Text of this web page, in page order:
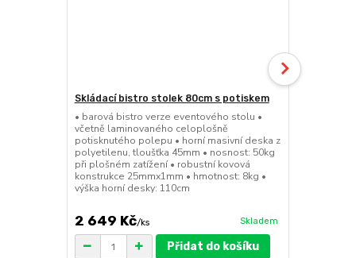
Skládací bistro stolek 80cm s potiskem
• barová bistro verze eventového stolu •
včetně laminovaného celoplošně
potisknutého polepu • horní masivní deska z
polyetilenu, tloušťka 45mm • nosnost: 50kg
při plošném zatížení • robustní kovová
konstrukce 25mmx1mm • hmotnost: 8kg •
výška horní desky: 110cm
2 649 Kč/ks Skladem
Přidat do košíku